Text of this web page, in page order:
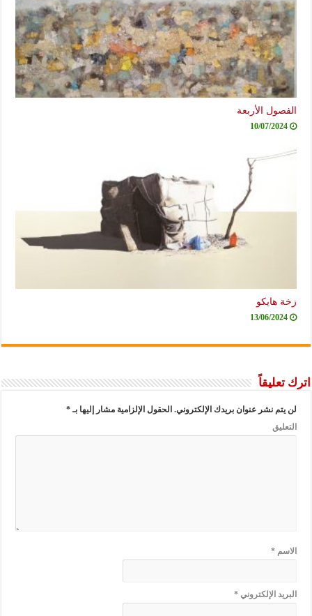
الفصول الأربعة
10/07/2024
زخة هايكو
13/06/2024
اترك تعليقاً
لن يتم نشر عنوان بريدك الإلكتروني. الحقول الإلزامية مشار إليها بـ*
التعليق
الاسم*
البريد الإلكتروني*